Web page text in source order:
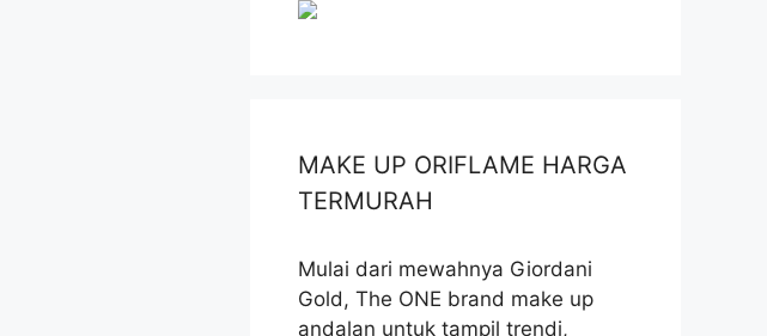
MAKE UP ORIFLAME HARGA
TERMURAH
Mulai dari mewahnya Giordani
Gold, The ONE brand make up
andalan untuk tampil trendi,